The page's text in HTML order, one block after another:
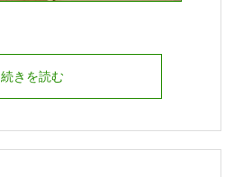
続きを読む